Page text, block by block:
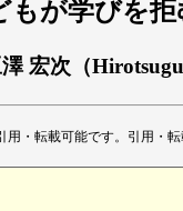
もが学びを
宏次（Hirotsugu
・転載可能です。引用・